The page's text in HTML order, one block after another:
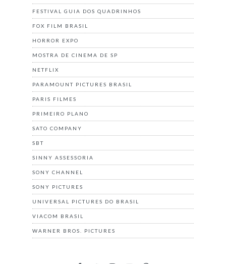
FESTIVAL GUIA DOS QUADRINHOS
FOX FILM BRASIL
HORROR EXPO
MOSTRA DE CINEMA DE SP
NETFLIX
PARAMOUNT PICTURES BRASIL
PARIS FILMES
PRIMEIRO PLANO
SATO COMPANY
SBT
SINNY ASSESSORIA
SONY CHANNEL
SONY PICTURES
UNIVERSAL PICTURES DO BRASIL
VIACOM BRASIL
WARNER BROS. PICTURES